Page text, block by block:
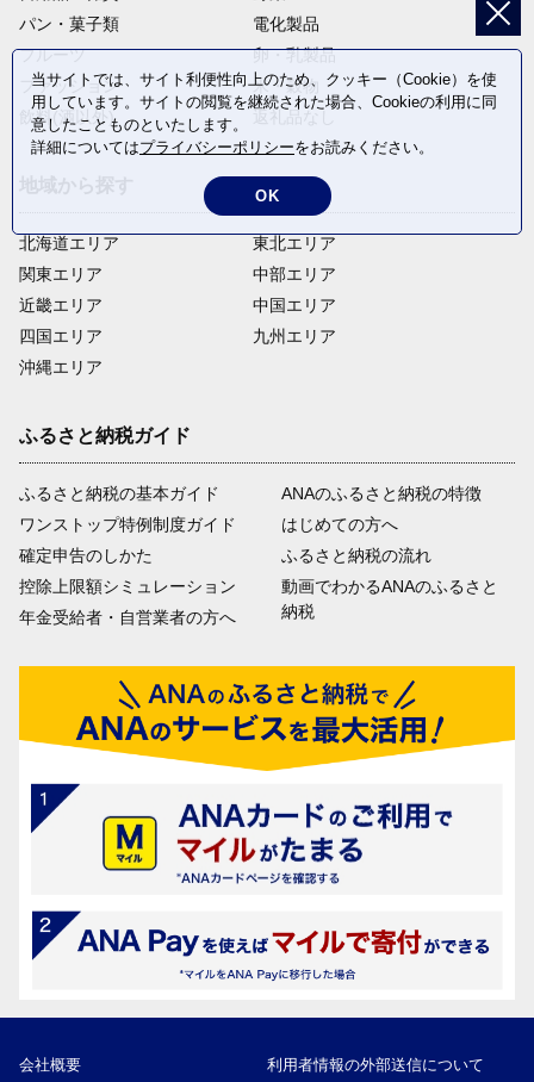
パン・菓子類
電化製品
フルーツ
卵・乳製品
ファッション
米・穀物
飲料(酒以外)
返礼品なし
北海道エリア
関東エリア
近畿エリア
四国エリア
沖縄エリア
東北エリア
中部エリア
中国エリア
九州エリア
ふるさと納税ガイド
ふるさと納税の基本ガイド
ワンストップ特例制度ガイド
確定申告のしかた
控除上限額シミュレーション
年金受給者・自営業者の方へ
ANAのふるさと納税の特徴
はじめての方へ
ふるさと納税の流れ
動画でわかるANAのふるさと
納税
会社概要 利用者情報の外部送信について
当サイトでは、サイト利便性向上のため、クッキー（Cookie）を使
用しています。サイトの閲覧を継続された場合、Cookieの利用に同
意したことものといたします。
詳細についてはプライバシーポリシーをお読みください。
OK